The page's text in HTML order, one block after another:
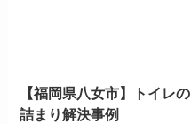
【福岡県八女市】トイレの
詰まり解決事例